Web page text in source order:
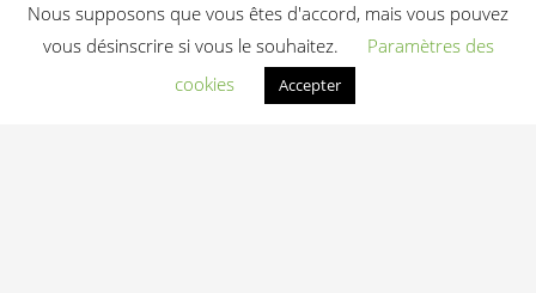
Nous supposons que vous êtes d'accord, mais vous pouvez
vous désinscrire si vous le souhaitez.
Paramètres des
cookies
Accepter